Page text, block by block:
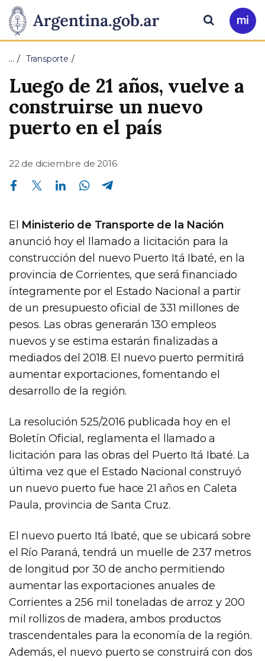
Presidencia
de
la
Nación
Pasar al contenido principal
Ir
a
Buscar
… Transporte
Luego de 21 años, vuelve a
construirse un nuevo
puerto en el país
22 de diciembre de 2016
Compartir en Facebook Compartir en Twitter Compartir en Linkedin Compartir en Whatsapp
El Ministerio de Transporte de la Nación
anunció hoy el llamado a licitación para la
construcción del nuevo Puerto Itá Ibaté, en la
provincia de Corrientes, que será financiado
íntegramente por el Estado Nacional a partir
de un presupuesto oficial de 331 millones de
pesos. Las obras generarán 130 empleos
nuevos y se estima estarán finalizadas a
mediados del 2018. El nuevo puerto permitirá
aumentar exportaciones, fomentando el
desarrollo de la región.
La resolución 525/2016 publicada hoy en el
Boletín Oficial, reglamenta el llamado a
licitación para las obras del Puerto Itá Ibaté. La
última vez que el Estado Nacional construyó
un nuevo puerto fue hace 21 años en Caleta
Paula, provincia de Santa Cruz.
El nuevo puerto Itá Ibaté, que se ubicará sobre
el Río Paraná, tendrá un muelle de 237 metros
de longitud por 30 de ancho permitiendo
aumentar las exportaciones anuales de
Corrientes a 256 mil toneladas de arroz y 200
mil rollizos de madera, ambos productos
trascendentales para la economía de la región.
Además, el nuevo puerto se construirá con dos